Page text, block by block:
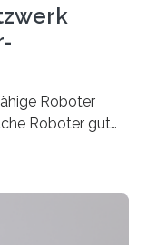
Roboter
Roboter gut
Curie
werden sich
15